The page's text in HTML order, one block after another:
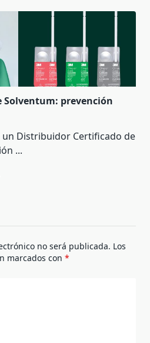
Solventum: prevención
Distribuidor Certificado de
...
no será publicada. Los
marcados con *